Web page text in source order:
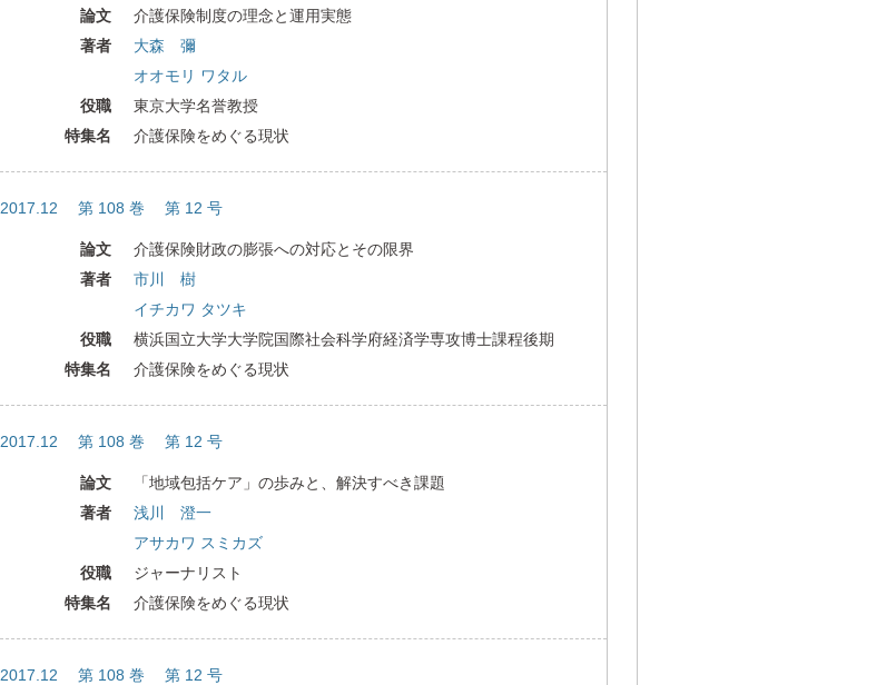
論文
介護保険制度の理念と運用実態
著者
大森 彌
オオモリ ワタル
役職
東京大学名誉教授
特集名
介護保険をめぐる現状
2017.12 第 108 巻 第 12 号
論文
介護保険財政の膨張への対応とその限界
著者
市川 樹
イチカワ タツキ
役職
横浜国立大学大学院国際社会科学府経済学専攻博士課程後期
特集名
介護保険をめぐる現状
2017.12 第 108 巻 第 12 号
論文
「地域包括ケア」の歩みと、解決すべき課題
著者
浅川 澄一
アサカワ スミカズ
役職
ジャーナリスト
特集名
介護保険をめぐる現状
2017.12 第 108 巻 第 12 号